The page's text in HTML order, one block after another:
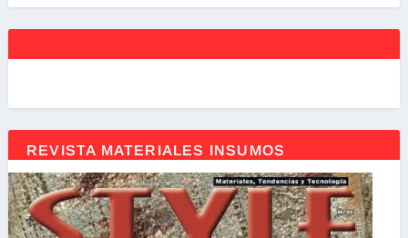
REVISTA MATERIALES INSUMOS